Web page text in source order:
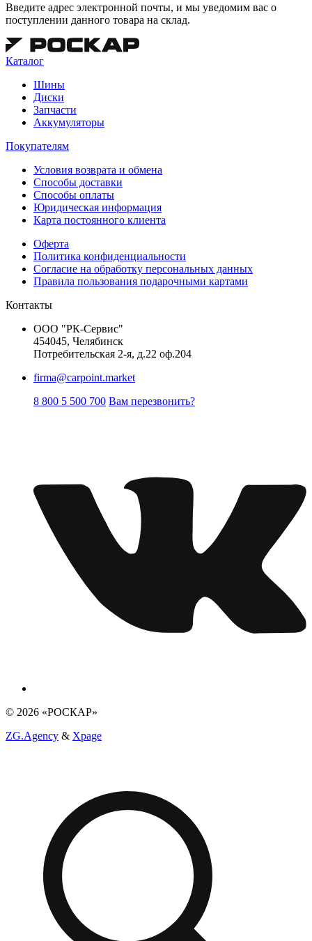
Введите адрес электронной почты, и мы уведомим вас о
поступлении данного товара на склад.
Каталог
Шины
Диски
Запчасти
Аккумуляторы
Покупателям
Условия возврата и обмена
Способы доставки
Способы оплаты
Юридическая информация
Карта постоянного клиента
Оферта
Политика конфиденциальности
Согласие на обработку персональных данных
Правила пользования подарочными картами
Контакты
ООО "РК-Сервис"
454045, Челябинск
Потребительская 2-я, д.22 оф.204
firma@carpoint.market
8 800 5 500 700 Вам перезвонить?
© 2026 «РОСКАР»
ZG.Agency & Xpage